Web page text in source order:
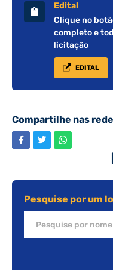
Edital
Clique no
completo e
licitação
EDITAL
Compartilhe nas
Pesquise por um